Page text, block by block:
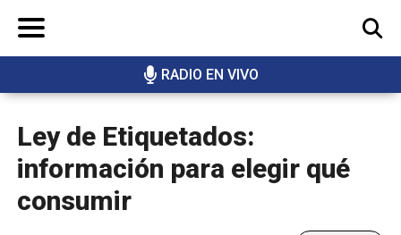
RADIO EN VIVO
BUSCAR
Ley de Etiquetados:
información para elegir qué
consumir